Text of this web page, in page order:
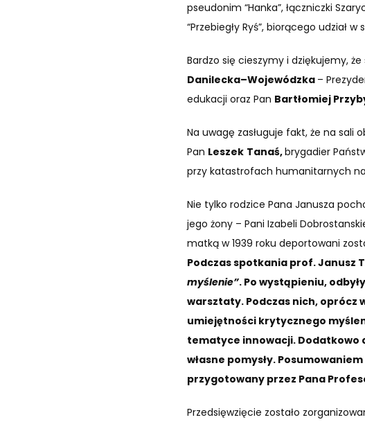
pseudonim “Hanka”, łączniczki
“Przebiegły Ryś”, biorącego udział w
Bardzo się cieszymy i dziękujemy,
Danilecka–Wojewódzka –
edukacji oraz Pan Bartłomiej
Na uwagę zasługuje fakt, że na sali
Pan Leszek Tanaś,brygadier
przy katastrofach humanitarnych
Nie tylko rodzice Pana Janusza
jego żony – Pani Izabeli
matką w 1939 roku deportowani
Podczas spotkania prof. Janusz
myślenie”. Po wystąpieniu,
warsztaty. Podczas nich, oprócz
umiejętności krytycznego
tematyce innowacji. Dodatkowo
własne pomysły.
przygotowany przez Pana
Przedsięwzięcie zostało